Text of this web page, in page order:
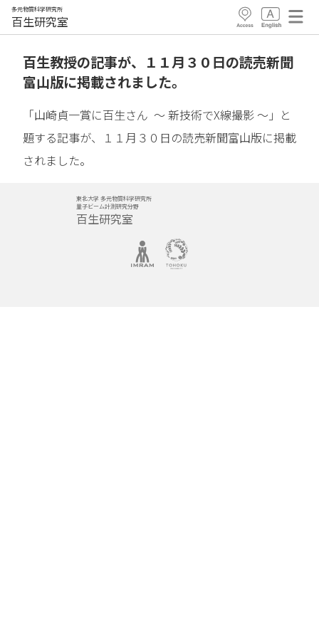
多元物質科学研究所
百生研究室
百生教授の記事が、１１月３０日の読売新聞
富山版に掲載されました。
「山崎貞一賞に百生さん ～ 新技術でX線撮影 ～」と
題する記事が、１１月３０日の読売新聞富山版に掲載
されました。
東北大学 多元物質科学研究所
量子ビーム計測研究分野
百生研究室